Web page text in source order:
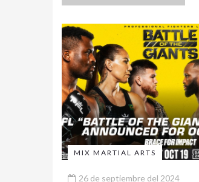
MIX MARTIAL ARTS
26 de septiembre del 2024